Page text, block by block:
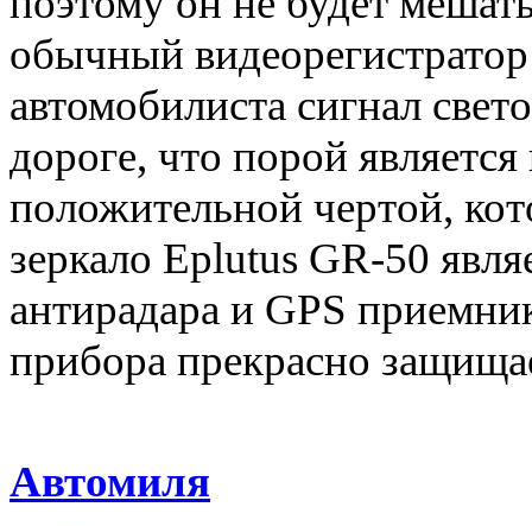
обычный
автомобилиста сигнал
дороге, что порой
положительной чертой,
зеркало Eplutus GR-50
антирадара и GPS
прибора прекрасно
Автомиля